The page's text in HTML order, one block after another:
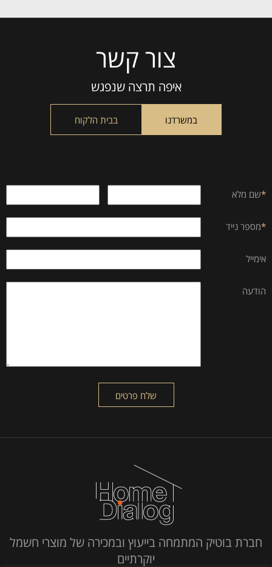
צור קשר
איפה תרצה שנפגש
במשרדנו בבית הלקוח
*שם מלא
*מספר נייד
אימייל
הודעה
חברת בוטיק המתמחה בייעוץ ובמכירה של מוצרי חשמל
יוקרתיים